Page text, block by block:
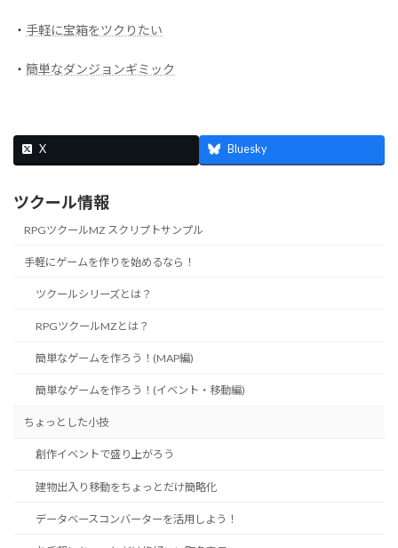
・ 手軽に宝箱をツクりたい
・ 簡単なダンジョンギミック
X Bluesky
ツクール情報
RPGツクールMZ スクリプトサンプル
手軽にゲームを作りを始めるなら！
ツクールシリーズとは？
RPGツクールMZとは？
簡単なゲームを作ろう！(MAP編)
簡単なゲームを作ろう！(イベント・移動編)
ちょっとした小技
創作イベントで盛り上がろう
建物出入り移動をちょっとだけ簡略化
データベースコンバーターを活用しよう！